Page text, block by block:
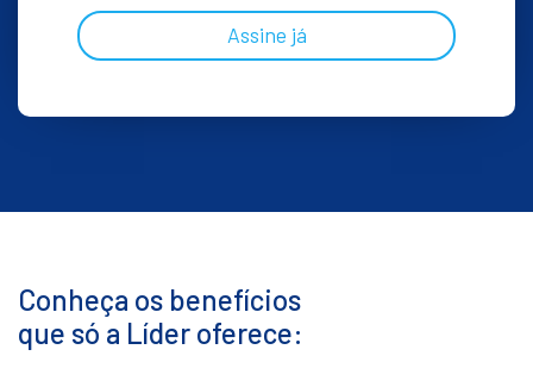
Assine já
Conheça os benefícios
que só a Líder oferece: